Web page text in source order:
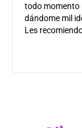
todo momento
dándome mil
Les